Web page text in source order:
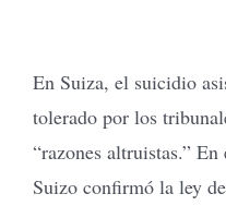
En Suiza, el suicidio
tolerado por los
“razones altruistas.”
Suizo confirmó la ley